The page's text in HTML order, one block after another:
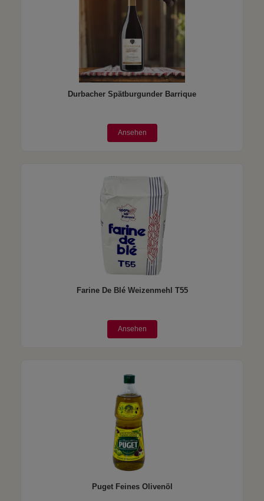
Durbacher Spätburgunder Barrique
Ansehen
Farine De Blé Weizenmehl T55
Ansehen
Puget Feines Olivenöl